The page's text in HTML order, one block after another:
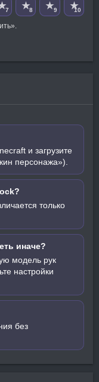
7 ★8 ★9 ★10
и загрузите
персонажа»).
только
иначе?
модель рук
настройки
без